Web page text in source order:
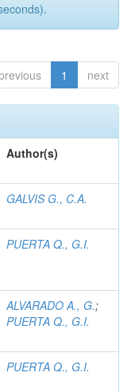
1 next
Author(s)
GALVIS G., C.A.
PUERTA Q., G.I.
ALVARADO A., G.;
PUERTA Q., G.I.
PUERTA Q., G.I.